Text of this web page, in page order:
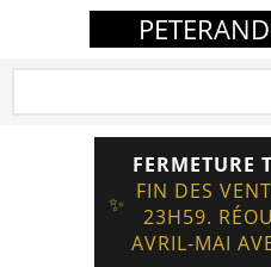
✨
FERMETURE
FIN DES
23H59.
AVRIL-MAI